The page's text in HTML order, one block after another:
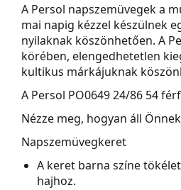
A Persol napszemüvegek a
mai napig kézzel készülnek
nyilaknak köszönhetően. A
körében, elengedhetetlen
kultikus márkájuknak
A Persol PO0649 24/86 54
Nézze meg, hogyan áll
Napszemüvegkeret
A keret barna színe
hajhoz.